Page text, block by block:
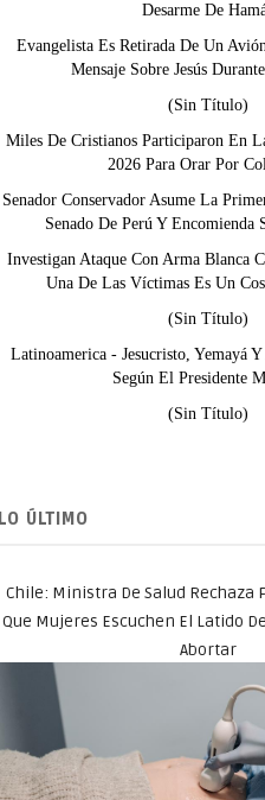
Desarme De
Evangelista Es Retirada De Un
Mensaje Sobre Jesús
(sin Título)
Miles De Cristianos Participaron En
2026 Para Orar Por
Senador Conservador Asume La
Senado De Perú Y Encomienda
Investigan Ataque Con Arma Blanca
Una De Las Víctimas Es Un
(sin Título)
Latinoamerica - Jesucristo, Yemayá
Según El Presidente
(sin Título)
LO ÚLTIMO
Chile: Ministra De Salud Rechaza
Que Mujeres Escuchen El Latido
Abortar